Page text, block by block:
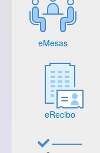
eMesas
eRecibo